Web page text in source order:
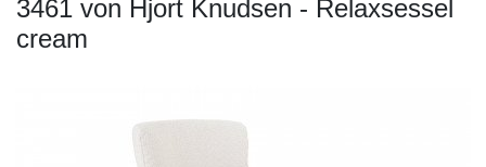
3461 von Hjort Knudsen - Relaxsessel
cream
SALE